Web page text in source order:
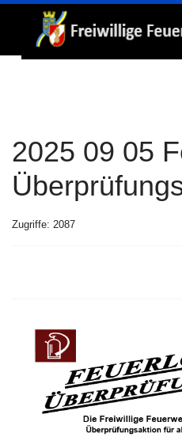
2025 09 05
Zugriffe: 2087